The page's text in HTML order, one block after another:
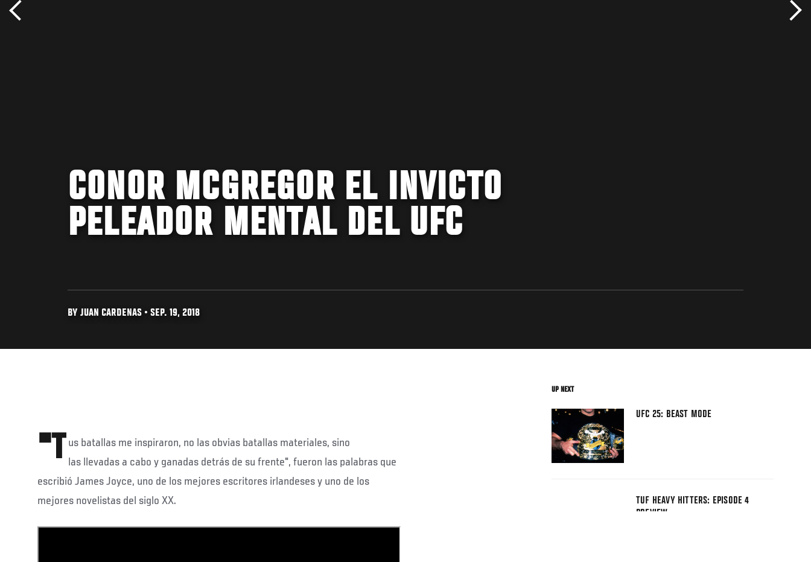
CONOR MCGREGOR EL INVICTO
PELEADOR MENTAL DEL UFC
BY JUAN CARDENAS • SEP. 19, 2018
"T us batallas me inspiraron, no las obvias batallas materiales, sino
las llevadas a cabo y ganadas detrás de su frente", fueron las palabras que
escribió James Joyce, uno de los mejores escritores irlandeses y uno de los
mejores novelistas del siglo XX.
UP NEXT
UFC 25: BEAST MODE
TUF HEAVY HITTERS: EPISODE 4
PREVIEW